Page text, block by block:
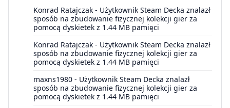
Konrad Ratajczak - Użytkownik Steam Decka znalazł
sposób na zbudowanie fizycznej kolekcji gier za
pomocą dyskietek z 1.44 MB pamięci
Konrad Ratajczak - Użytkownik Steam Decka znalazł
sposób na zbudowanie fizycznej kolekcji gier za
pomocą dyskietek z 1.44 MB pamięci
maxns1980 - Użytkownik Steam Decka znalazł
sposób na zbudowanie fizycznej kolekcji gier za
pomocą dyskietek z 1.44 MB pamięci